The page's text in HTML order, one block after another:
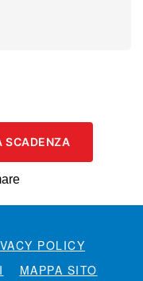
SCADENZA
POLICY
MAPPA SITO